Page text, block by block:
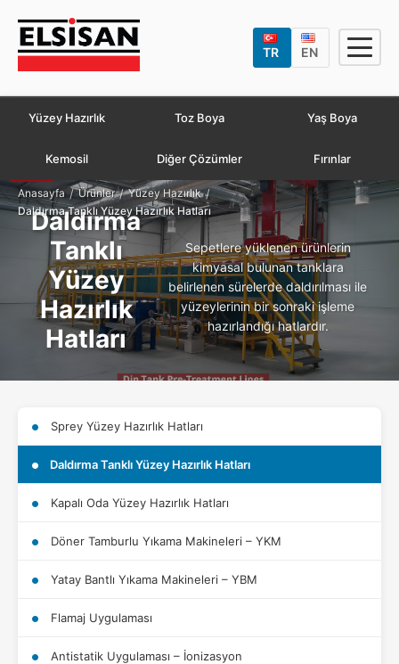
TR EN
Yüzey Hazırlık Toz Boya Yaş Boya
Kemosil Diğer Çözümler Fırınlar
Anasayfa / Ürünler / Yüzey Hazırlık /
Daldırma Tanklı Yüzey Hazırlık Hatları
Daldırma
Tanklı
Yüzey
Hazırlık
Hatları
Sepetlere yüklenen ürünlerin
kimyasal bulunan tanklara
belirlenen sürelerde daldırılması ile
yüzeylerinin bir sonraki işleme
hazırlandığı hatlardır.
Sprey Yüzey Hazırlık Hatları
Daldırma Tanklı Yüzey Hazırlık Hatları
Kapalı Oda Yüzey Hazırlık Hatları
Döner Tamburlu Yıkama Makineleri – YKM
Yatay Bantlı Yıkama Makineleri – YBM
Flamaj Uygulaması
Antistatik Uygulaması – İonizasyon